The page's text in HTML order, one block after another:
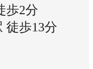
歩2分
徒歩13分